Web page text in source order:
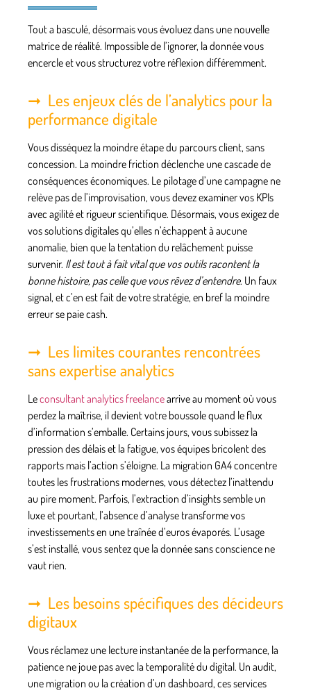
Tout a basculé, désormais vous évoluez dans une nouvelle
matrice de réalité. Impossible de l’ignorer, la donnée vous
encercle et vous structurez votre réflexion différemment.
Les enjeux clés de l’analytics pour la
performance digitale
Vous disséquez la moindre étape du parcours client, sans
concession. La moindre friction déclenche une cascade de
conséquences économiques. Le pilotage d’une campagne ne
relève pas de l’improvisation, vous devez examiner vos KPIs
avec agilité et rigueur scientifique. Désormais, vous exigez de
vos solutions digitales qu’elles n’échappent à aucune
anomalie, bien que la tentation du relâchement puisse
survenir. Il est tout à fait vital que vos outils racontent la
bonne histoire, pas celle que vous rêvez d’entendre. Un faux
signal, et c’en est fait de votre stratégie, en bref la moindre
erreur se paie cash.
Les limites courantes rencontrées
sans expertise analytics
Leconsultant analytics freelancearrive au moment où vous
perdez la maîtrise, il devient votre boussole quand le flux
d’information s’emballe. Certains jours, vous subissez la
pression des délais et la fatigue, vos équipes bricolent des
rapports mais l’action s’éloigne. La migration GA4 concentre
toutes les frustrations modernes, vous détectez l’inattendu
au pire moment. Parfois, l’extraction d’insights semble un
luxe et pourtant, l’absence d’analyse transforme vos
investissements en une traînée d’euros évaporés. L’usage
s’est installé, vous sentez que la donnée sans conscience ne
vaut rien.
Les besoins spécifiques des décideurs
digitaux
Vous réclamez une lecture instantanée de la performance, la
patience ne joue pas avec la temporalité du digital. Un audit,
une migration ou la création d’un dashboard, ces services